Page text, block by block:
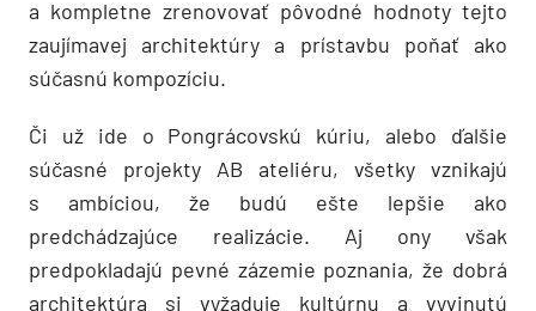
a kompletne zrenovovať pôvodné hodnoty tejto
zaujímavej architektúry a prístavbu poňať ako
súčasnú kompozíciu.
Či už ide o Pongrácovskú kúriu, alebo ďalšie
súčasné projekty AB ateliéru, všetky vznikajú
s ambíciou, že budú ešte lepšie ako
predchádzajúce realizácie. Aj ony však
predpokladajú pevné zázemie poznania, že dobrá
architektúra si vyžaduje kultúrnu a vyvinutú